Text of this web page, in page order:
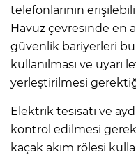
telefonlarının
Havuz çevresinde en
güvenlik bariyerleri
kullanılması ve uyarı
yerleştirilmesi
Elektrik tesisatı ve
kontrol edilmesi
kaçak akım rölesi